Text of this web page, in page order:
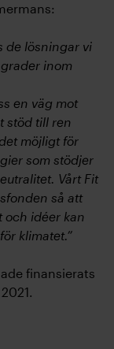
de lösningar vi
inom
en väg mot
stöd till ren
möjligt för
som stödjer
Vårt Fit
så att
och idéer kan
klimatet.”
finansierats